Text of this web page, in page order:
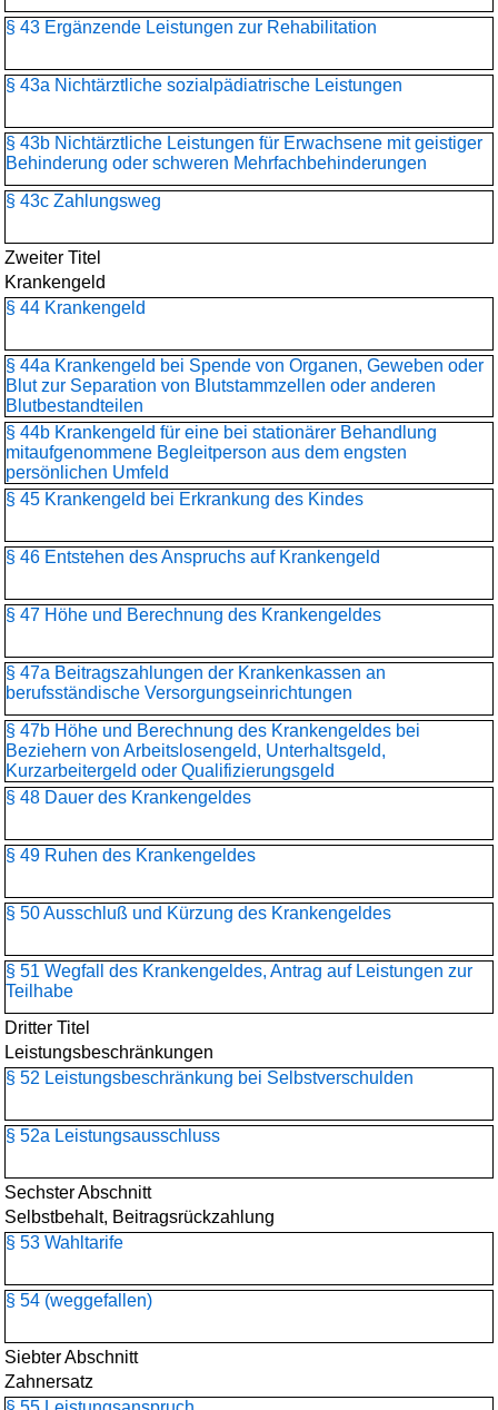
§ 43 Ergänzende Leistungen zur Rehabilitation
§ 43a Nichtärztliche sozialpädiatrische Leistungen
§ 43b Nichtärztliche Leistungen für Erwachsene mit geistiger
Behinderung oder schweren Mehrfachbehinderungen
§ 43c Zahlungsweg
Zweiter Titel
Krankengeld
§ 44 Krankengeld
§ 44a Krankengeld bei Spende von Organen, Geweben oder
Blut zur Separation von Blutstammzellen oder anderen
Blutbestandteilen
§ 44b Krankengeld für eine bei stationärer Behandlung
mitaufgenommene Begleitperson aus dem engsten
persönlichen Umfeld
§ 45 Krankengeld bei Erkrankung des Kindes
§ 46 Entstehen des Anspruchs auf Krankengeld
§ 47 Höhe und Berechnung des Krankengeldes
§ 47a Beitragszahlungen der Krankenkassen an
berufsständische Versorgungseinrichtungen
§ 47b Höhe und Berechnung des Krankengeldes bei
Beziehern von Arbeitslosengeld, Unterhaltsgeld,
Kurzarbeitergeld oder Qualifizierungsgeld
§ 48 Dauer des Krankengeldes
§ 49 Ruhen des Krankengeldes
§ 50 Ausschluß und Kürzung des Krankengeldes
§ 51 Wegfall des Krankengeldes, Antrag auf Leistungen zur
Teilhabe
Dritter Titel
Leistungsbeschränkungen
§ 52 Leistungsbeschränkung bei Selbstverschulden
§ 52a Leistungsausschluss
Sechster Abschnitt
Selbstbehalt, Beitragsrückzahlung
§ 53 Wahltarife
§ 54 (weggefallen)
Siebter Abschnitt
Zahnersatz